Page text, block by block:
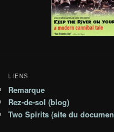
LIENS
Remarque
Rez-de-sol (blog)
Two Spirits (site du